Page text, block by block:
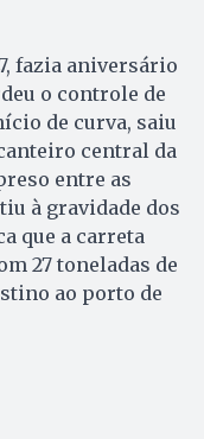
fazia aniversário
o controle de
de curva, saiu
central da
entre as
à gravidade dos
que a carreta
27 toneladas de
ao porto de